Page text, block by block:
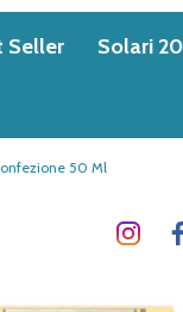
Seller Solari
50 Ml